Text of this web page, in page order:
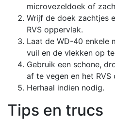
microvezeldoek of
Wrijf de doek zachtjes
RVS oppervlak.
Laat de WD-40 enkele
vuil en de vlekken op
Gebruik een schone,
af te vegen en het
Herhaal indien nodig.
Tips en trucs